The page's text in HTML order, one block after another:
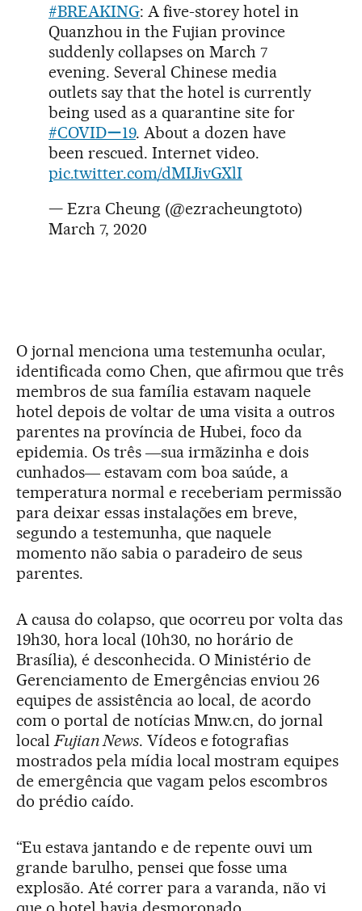
#BREAKING: A five-storey hotel in
Quanzhou in the Fujian province
suddenly collapses on March 7
evening. Several Chinese media
outlets say that the hotel is currently
being used as a quarantine site for
#COVIDー19. About a dozen have
been rescued. Internet video.
pic.twitter.com/dMIJivGXlI
— Ezra Cheung (@ezracheungtoto)
March 7, 2020
O jornal menciona uma testemunha ocular,
identificada como Chen, que afirmou que três
membros de sua família estavam naquele
hotel depois de voltar de uma visita a outros
parentes na província de Hubei, foco da
epidemia. Os três ―sua irmãzinha e dois
cunhados― estavam com boa saúde, a
temperatura normal e receberiam permissão
para deixar essas instalações em breve,
segundo a testemunha, que naquele
momento não sabia o paradeiro de seus
parentes.
A causa do colapso, que ocorreu por volta das
19h30, hora local (10h30, no horário de
Brasília), é desconhecida. O Ministério de
Gerenciamento de Emergências enviou 26
equipes de assistência ao local, de acordo
com o portal de notícias Mnw.cn, do jornal
local Fujian News. Vídeos e fotografias
mostrados pela mídia local mostram equipes
de emergência que vagam pelos escombros
do prédio caído.
“Eu estava jantando e de repente ouvi um
grande barulho, pensei que fosse uma
explosão. Até correr para a varanda, não vi